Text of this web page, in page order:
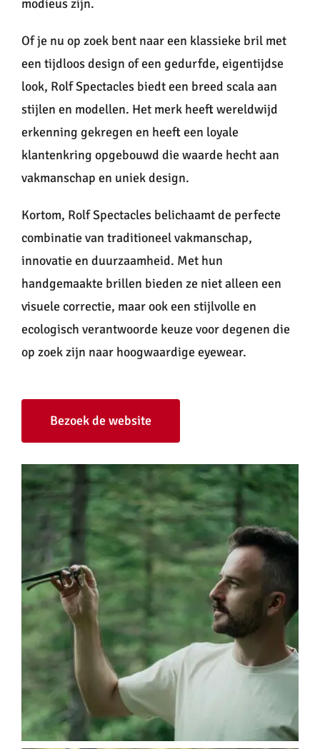
modieus zijn.
Of je nu op zoek bent naar een klassieke bril met
een tijdloos design of een gedurfde, eigentijdse
look, Rolf Spectacles biedt een breed scala aan
stijlen en modellen. Het merk heeft wereldwijd
erkenning gekregen en heeft een loyale
klantenkring opgebouwd die waarde hecht aan
vakmanschap en uniek design.
Kortom, Rolf Spectacles belichaamt de perfecte
combinatie van traditioneel vakmanschap,
innovatie en duurzaamheid. Met hun
handgemaakte brillen bieden ze niet alleen een
visuele correctie, maar ook een stijlvolle en
ecologisch verantwoorde keuze voor degenen die
op zoek zijn naar hoogwaardige eyewear.
Bezoek de website